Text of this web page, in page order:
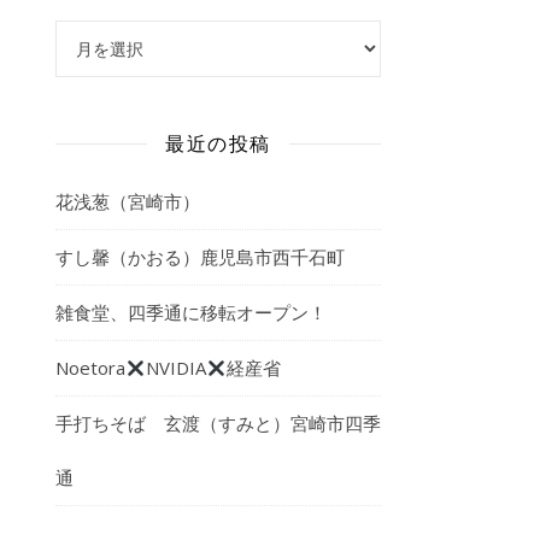
最近の投稿
花浅葱（宮崎市）
すし馨（かおる）鹿児島市西千石町
雑食堂、四季通に移転オープン！
Noetora NVIDIA 経産省
手打ちそば 玄渡（すみと）宮崎市四季
通